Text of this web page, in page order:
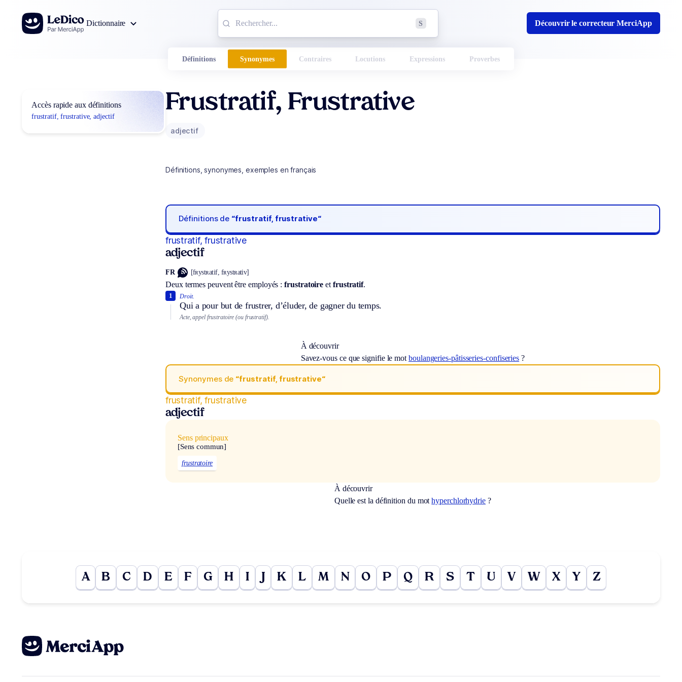
Aller au contenu
Dictionnaire
S Découvrir le correcteur MerciApp
Définitions Synonymes Contraires Locutions Expressions Proverbes
Accès rapide aux définitions
frustratif, frustrative, adjectif
Frustratif, Frustrative
adjectif
Définitions, synonymes, exemples en français
Définitions de “frustratif, frustrative“
frustratif, frustrative
adjectif
FR [fʀystʀatif, fʀystʀativ]
Deux termes peuvent être employés :frustratoire et frustratif.
Droit.
Qui a pour but de frustrer, d’éluder, de gagner du temps.
1
Acte, appel frustratoire (ou frustratif).
À découvrir
Savez-vous ce que signifie le motboulangeries-pâtisseries-confiseries ?
Synonymes de “frustratif, frustrative“
frustratif, frustrative
adjectif
Sens principaux
[Sens commun]
frustratoire
À découvrir
Quelle est la définition du mothyperchlorhydrie ?
A B C D E F G H I J K L M N O P Q R S T U V W X Y Z